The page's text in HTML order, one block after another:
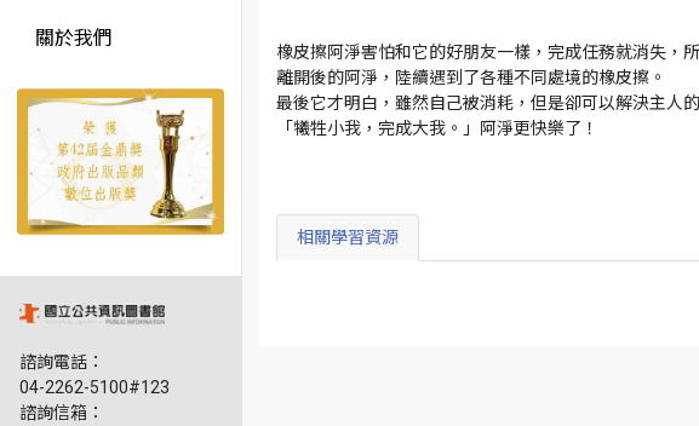
關於我們
諮詢電話：
04-2262-5100#123
諮詢信箱：
橡皮擦阿淨害怕和它的好朋友一樣，完成任務就消失，
離開後的阿淨，陸續遇到了各種不同處境的橡皮擦。
最後它才明白，雖然自己被消耗，但是卻可以解決主人的
「犧牲小我，完成大我。」阿淨更快樂了！
相關學習資源